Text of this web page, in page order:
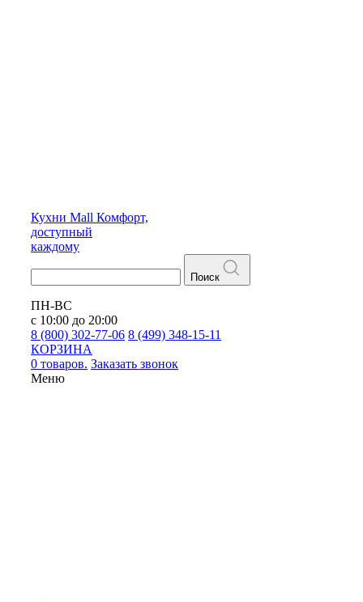
Кухни Mall Комфорт,
доступный
каждому
Поиск
ПН-ВС
с 10:00 до 20:00
8 (800) 302-77-06 8 (499) 348-15-11
КОРЗИНА
0 товаров. Заказать звонок
Меню